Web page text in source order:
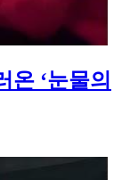
‘눈물의